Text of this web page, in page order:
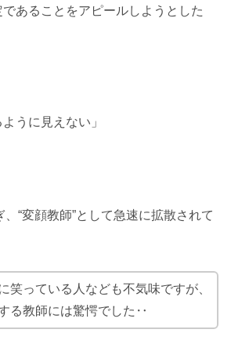
あることをアピールしようとした
うに見えない」
“変顔教師”として急速に拡散されて
笑っている人なども不気味ですが、
る教師には驚愕でした‥